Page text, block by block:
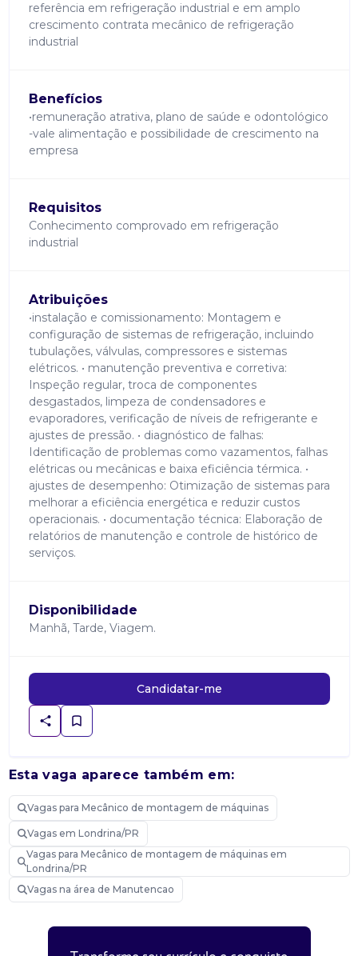
referência em refrigeração industrial e em amplo
crescimento contrata mecânico de refrigeração
industrial
Benefícios
•remuneração atrativa, plano de saúde e odontológico
-vale alimentação e possibilidade de crescimento na
empresa
Requisitos
Conhecimento comprovado em refrigeração
industrial
Atribuições
•instalação e comissionamento: Montagem e
configuração de sistemas de refrigeração, incluindo
tubulações, válvulas, compressores e sistemas
elétricos. • manutenção preventiva e corretiva:
Inspeção regular, troca de componentes
desgastados, limpeza de condensadores e
evaporadores, verificação de níveis de refrigerante e
ajustes de pressão. • diagnóstico de falhas:
Identificação de problemas como vazamentos, falhas
elétricas ou mecânicas e baixa eficiência térmica. •
ajustes de desempenho: Otimização de sistemas para
melhorar a eficiência energética e reduzir custos
operacionais. • documentação técnica: Elaboração de
relatórios de manutenção e controle de histórico de
serviços.
Disponibilidade
Manhã, Tarde, Viagem.
Candidatar-me
Esta vaga aparece também em:
Vagas para Mecânico de montagem de máquinas
Vagas em Londrina/PR
Vagas para Mecânico de montagem de máquinas em
Londrina/PR
Vagas na área de Manutencao